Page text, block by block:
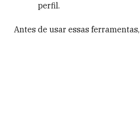
perfil.
Antes de usar essas